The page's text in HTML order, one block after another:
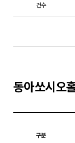
건수
동아쏘시오
구분